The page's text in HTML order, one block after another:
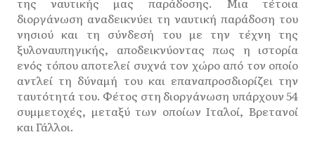
διοργάνωση αναδεικνύει τη ναυτική παράδοση του
νησιού και τη σύνδεσή του με την τέχνη της
ξυλοναυπηγικής, αποδεικνύοντας πως η ιστορία
ενός τόπου αποτελεί συχνά τον χώρο από τον οποίο
αντλεί τη δύναμή του και επαναπροσδιορίζει την
ταυτότητά του. Φέτος στη διοργάνωση υπάρχουν 54
συμμετοχές, μεταξύ των οποίων Ιταλοί, Βρετανοί
και Γάλλοι.